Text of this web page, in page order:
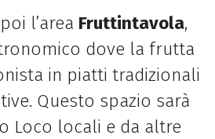
l’area Fruttintavola,
dove la frutta
in piatti tradizionali
Questo spazio sarà
Loco locali e da altre